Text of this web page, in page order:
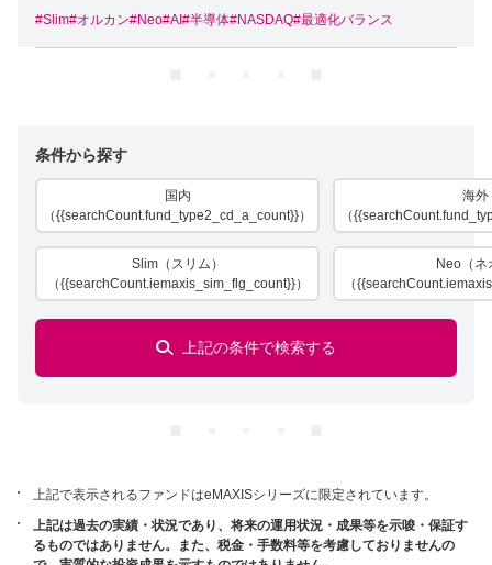
#Slim#オルカン#Neo#AI #半導体#NASDAQ#最適化バランス
条件から探す
国内
（{{searchCount.fund_type2_cd_a_count}}）
海外
（
Slim（スリム）
（{{searchCount.iemaxis_sim_flg_count}}）
Neo（ネ
（
上記の条件で検索する
上記で表示されるファンドはeMAXISシリーズに限定されています。
上記は過去の実績・状況であり、将来の運用状況・成果等を示唆・保証す
るものではありません。また、税金・手数料等を考慮しておりませんの